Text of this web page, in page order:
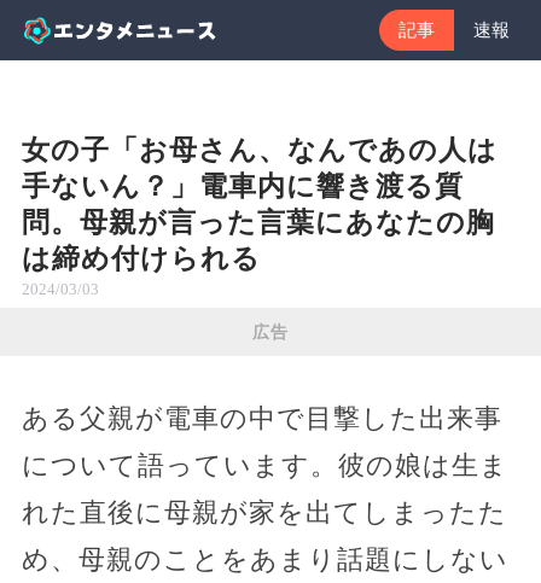
記事 速報
女の子「お母さん、なんであの人は
手ないん？」電車内に響き渡る質
問。母親が言った言葉にあなたの胸
は締め付けられる
2024/03/03
広告
ある父親が電車の中で目撃した出来事
について語っています。彼の娘は生ま
れた直後に母親が家を出てしまったた
め、母親のことをあまり話題にしない